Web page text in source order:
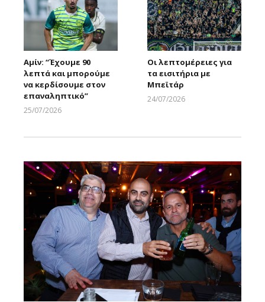
Αμίν: “Έχουμε 90
λεπτά και μπορούμε
να κερδίσουμε στον
επαναληπτικό”
25/07/2026
Οι λεπτομέρειες για
τα εισιτήρια με
Μπεϊτάρ
24/07/2026